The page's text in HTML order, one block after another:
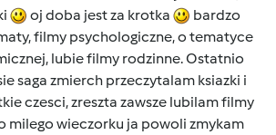
oj doba jest za krotka
bardzo
filmy psychologiczne, o tematyce
lubie filmy rodzinne. Ostatnio
saga zmierch przeczytalam ksiazki i
czesci, zreszta zawsze lubilam filmy
milego wieczorku ja powoli zmykam